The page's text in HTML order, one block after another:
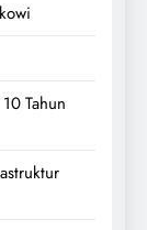
Tahun